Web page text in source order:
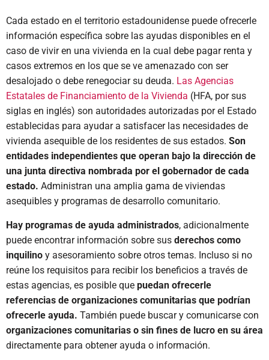
Cada estado en el territorio estadounidense puede ofrecerle
información específica sobre las ayudas disponibles en el
caso de vivir en una vivienda en la cual debe pagar renta y
casos extremos en los que se ve amenazado con ser
desalojado o debe renegociar su deuda. Las Agencias
Estatales de Financiamiento de la Vivienda (HFA, por sus
siglas en inglés) son autoridades autorizadas por el Estado
establecidas para ayudar a satisfacer las necesidades de
vivienda asequible de los residentes de sus estados. Son
entidades independientes que operan bajo la dirección de
una junta directiva nombrada por el gobernador de cada
estado. Administran una amplia gama de viviendas
asequibles y programas de desarrollo comunitario.
Hay programas de ayuda administrados, adicionalmente
puede encontrar información sobre sus derechos como
inquilino y asesoramiento sobre otros temas. Incluso si no
reúne los requisitos para recibir los beneficios a través de
estas agencias, es posible que puedan ofrecerle
referencias de organizaciones comunitarias que podrían
ofrecerle ayuda. También puede buscar y comunicarse con
organizaciones comunitarias o sin fines de lucro en su área
directamente para obtener ayuda o información.